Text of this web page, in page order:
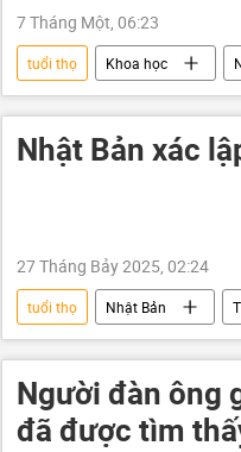
7 Tháng Một, 06:23
tuổi thọ Khoa học
Nhật Bản xác
27 Tháng Bảy 2025, 02:24
tuổi thọ Nhật Bản
Người đàn ông
đã được tìm